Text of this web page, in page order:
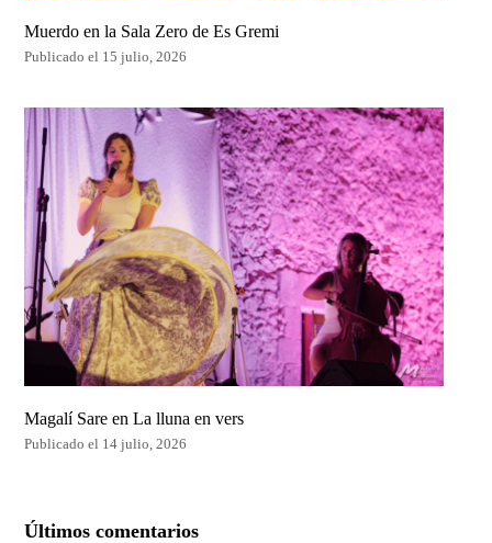
Muerdo en la Sala Zero de Es Gremi
Publicado el 15 julio, 2026
Magalí Sare en La lluna en vers
Publicado el 14 julio, 2026
Últimos comentarios